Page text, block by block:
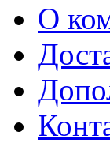
О